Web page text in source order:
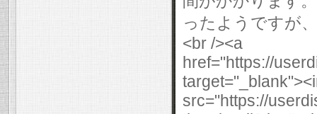
ったようですが
<br /><a
href="https://
src="https://